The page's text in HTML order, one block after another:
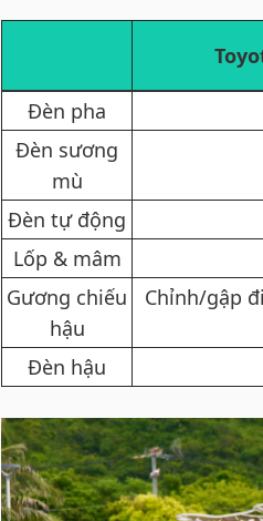
Đèn pha​
Đèn sương
mù​
Đèn tự động​
Lốp & mâm​
Gương chiếu
hậu​
Chỉnh/gập
Đèn hậu​